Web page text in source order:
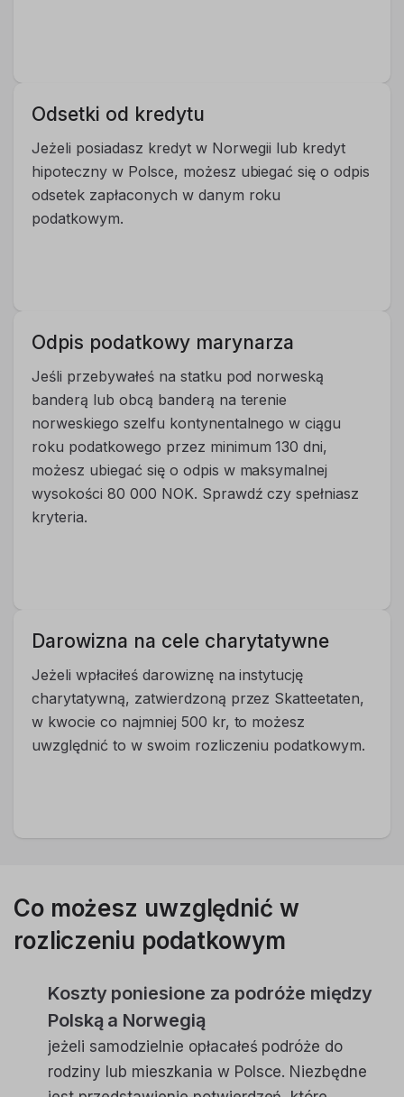
Odsetki od kredytu
Jeżeli posiadasz kredyt w Norwegii lub kredyt
hipoteczny w Polsce, możesz ubiegać się o odpis
odsetek zapłaconych w danym roku
podatkowym.
Odpis podatkowy marynarza
Jeśli przebywałeś na statku pod norweską
banderą lub obcą banderą na terenie
norweskiego szelfu kontynentalnego w ciągu
roku podatkowego przez minimum 130 dni,
możesz ubiegać się o odpis w maksymalnej
wysokości 80 000 NOK. Sprawdź czy spełniasz
kryteria.
Darowizna na cele charytatywne
Jeżeli wpłaciłeś darowiznę na instytucję
charytatywną, zatwierdzoną przez Skatteetaten,
w kwocie co najmniej 500 kr, to możesz
uwzględnić to w swoim rozliczeniu podatkowym.
Co możesz uwzględnić w
rozliczeniu podatkowym
Koszty poniesione za podróże między
Polską a Norwegią
jeżeli samodzielnie opłacałeś podróże do
rodziny lub mieszkania w Polsce. Niezbędne